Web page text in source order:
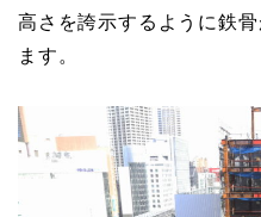
高さを誇示するように鉄
ます。